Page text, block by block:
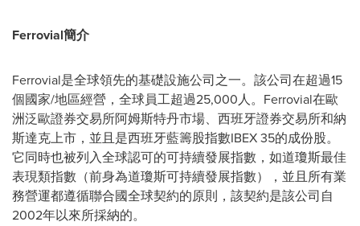
Ferrovial簡介
Ferrovial是全球領先的基礎設施公司之一。該公司在超過15
個國家/地區經營，全球員工超過25,000人。Ferrovial在歐
洲泛歐證券交易所阿姆斯特丹市場、西班牙證券交易所和納
斯達克上市，並且是西班牙藍籌股指數IBEX 35的成份股。
它同時也被列入全球認可的可持續發展指數，如道瓊斯最佳
表現類指數（前身為道瓊斯可持續發展指數），並且所有業
務營運都遵循聯合國全球契約的原則，該契約是該公司自
2002年以來所採納的。